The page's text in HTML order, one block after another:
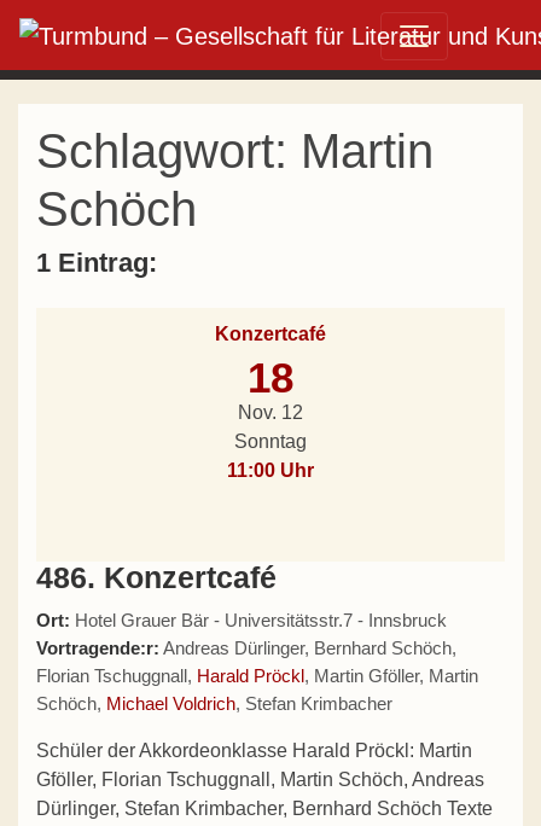
Hauptnavigation
Schlagwort: Martin
Schöch
1 Eintrag:
Konzertcafé
18
Nov. 12
Sonntag
11:00 Uhr
486. Konzertcafé
Ort: Hotel Grauer Bär - Universitätsstr.7 - Innsbruck
Vortragende:r: Andreas Dürlinger, Bernhard Schöch,
Florian Tschuggnall, Harald Pröckl, Martin Gföller, Martin
Schöch, Michael Voldrich, Stefan Krimbacher
Schüler der Akkordeonklasse Harald Pröckl: Martin
Gföller, Florian Tschuggnall, Martin Schöch, Andreas
Dürlinger, Stefan Krimbacher, Bernhard Schöch Texte